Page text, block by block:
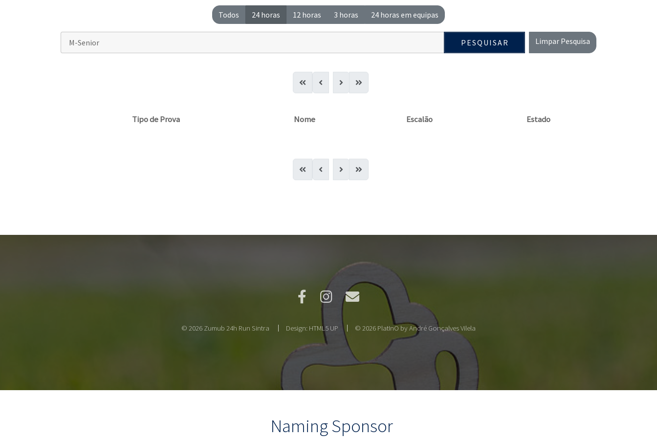
Todos 24 horas 12 horas 3 horas 24 horas em equipas
PESQUISAR Limpar Pesquisa
Tipo de Prova Nome Escalão Estado
© 2026 Zumub 24h Run Sintra Design: HTML5 UP © 2026 PlatInO by André Gonçalves Vilela
Naming Sponsor